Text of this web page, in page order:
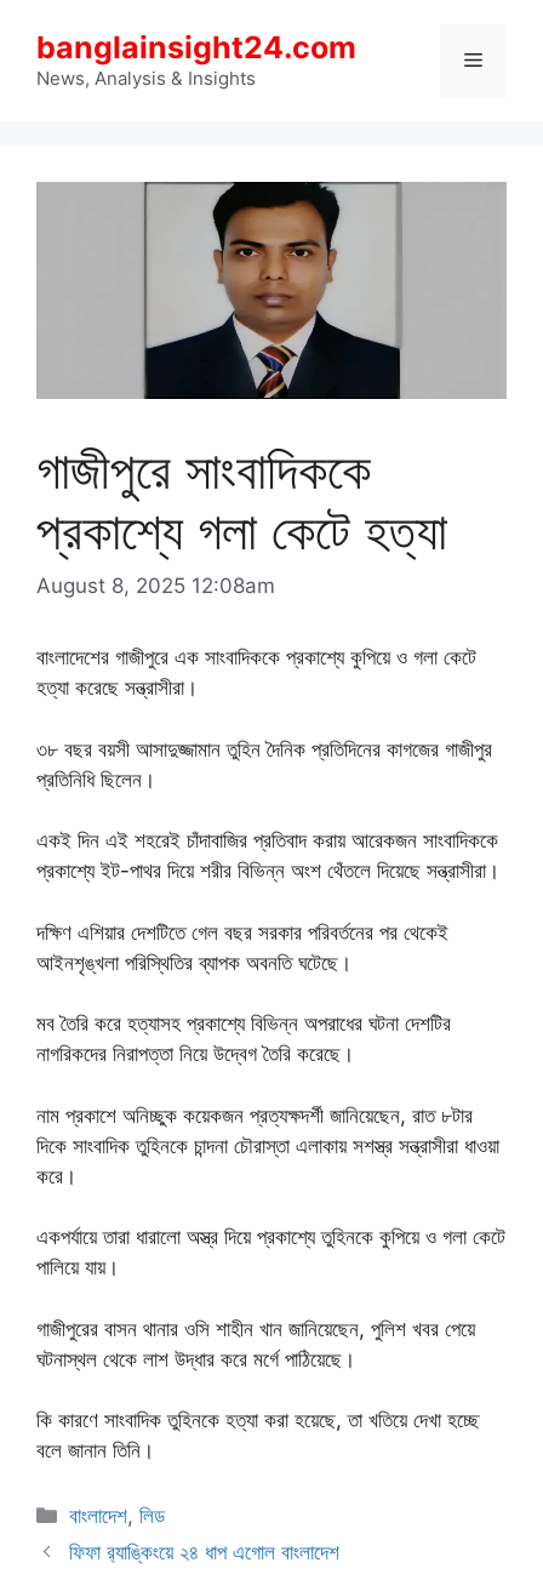
content
banglainsight24.com
News, Analysis & Insights
Menu
গাজীপুরে সাংবাদিককে
প্রকাশ্যে গলা কেটে হত্যা
August 8, 2025 12:08am
বাংলাদেশের গাজীপুরে এক সাংবাদিককে প্রকাশ্যে কুপিয়ে ও গলা কেটে
হত্যা করেছে সন্ত্রাসীরা।
৩৮ বছর বয়সী আসাদুজ্জামান তুহিন দৈনিক প্রতিদিনের কাগজের গাজীপুর
প্রতিনিধি ছিলেন।
একই দিন এই শহরেই চাঁদাবাজির প্রতিবাদ করায় আরেকজন সাংবাদিককে
প্রকাশ্যে ইট-পাথর দিয়ে শরীর বিভিন্ন অংশ থেঁতলে দিয়েছে সন্ত্রাসীরা।
দক্ষিণ এশিয়ার দেশটিতে গেল বছর সরকার পরিবর্তনের পর থেকেই
আইনশৃঙ্খলা পরিস্থিতির ব্যাপক অবনতি ঘটেছে।
মব তৈরি করে হত্যাসহ প্রকাশ্যে বিভিন্ন অপরাধের ঘটনা দেশটির
নাগরিকদের নিরাপত্তা নিয়ে উদ্বেগ তৈরি করেছে।
নাম প্রকাশে অনিচ্ছুক কয়েকজন প্রত্যক্ষদর্শী জানিয়েছেন, রাত ৮টার
দিকে সাংবাদিক তুহিনকে চান্দনা চৌরাস্তা এলাকায় সশস্ত্র সন্ত্রাসীরা ধাওয়া
করে।
একপর্যায়ে তারা ধারালো অস্ত্র দিয়ে প্রকাশ্যে তুহিনকে কুপিয়ে ও গলা কেটে
পালিয়ে যায়।
গাজীপুরের বাসন থানার ওসি শাহীন খান জানিয়েছেন, পুলিশ খবর পেয়ে
ঘটনাস্থল থেকে লাশ উদ্ধার করে মর্গে পাঠিয়েছে।
কি কারণে সাংবাদিক তুহিনকে হত্যা করা হয়েছে, তা খতিয়ে দেখা হচ্ছে
বলে জানান তিনি।
Categories
বাংলাদেশ,লিড
ফিফা র‍্যাঙ্কিংয়ে ২৪ ধাপ এগোল বাংলাদেশ